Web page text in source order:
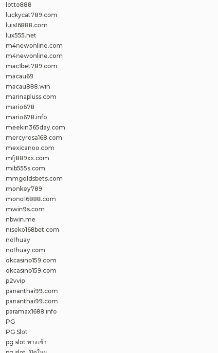
lotto888
luckycat789.com
luis16888.com
lux555.net
m4newonline.com
m4newonline.com
mac1bet789.com
macau69
macau888.win
marinapluss.com
mario678
mario678.info
meekin365day.com
mercyrosa168.com
mexicanoo.com
mfj889xx.com
mib555s.com
mmgoldsbets.com
monkey789
mono16888.com
mwin9s.com
nbwin.me
niseko168bet.com
no1huay
no1huay.com
okcasino159.com
okcasino159.com
p2vvip
pananthai99.com
pananthai99.com
paramax1688.info
PG
PG Slot
pg slot ทางเข้า